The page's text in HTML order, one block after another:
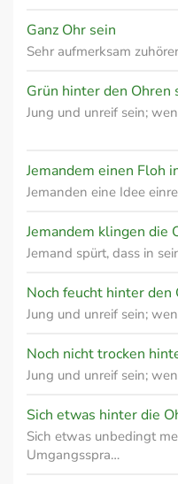
Ganz Ohr sein
Sehr aufmerksam
Grün hinter den Ohren
Jung und unreif sein;
Jemandem einen Floh
Jemanden eine Idee
Jemandem klingen die
Jemand spürt, dass in
Noch feucht hinter den
Jung und unreif sein;
Noch nicht trocken
Jung und unreif sein;
Sich etwas hinter die
Sich etwas unbedingt
Umgangsspra…